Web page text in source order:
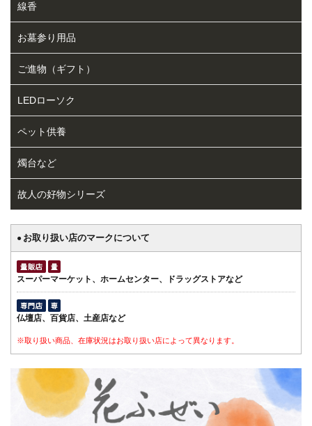
線香
お墓参り用品
ご進物（ギフト）
LEDローソク
ペット供養
燭台など
故人の好物シリーズ
● お取り扱い店のマークについて
スーパーマーケット、ホームセンター、ドラッグストアなど
仏壇店、百貨店、土産店など
※取り扱い商品、在庫状況はお取り扱い店によって異なります。